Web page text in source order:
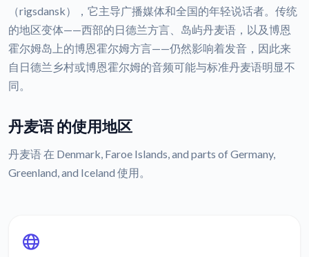
（rigsdansk），它主导广播媒体和全国的年轻说话者。传统
的地区变体——西部的日德兰方言、岛屿丹麦语，以及博恩
霍尔姆岛上的博恩霍尔姆方言——仍然影响着发音，因此来
自日德兰乡村或博恩霍尔姆的音频可能与标准丹麦语明显不
同。
丹麦语 的使用地区
丹麦语 在 Denmark, Faroe Islands, and parts of Germany,
Greenland, and Iceland 使用。